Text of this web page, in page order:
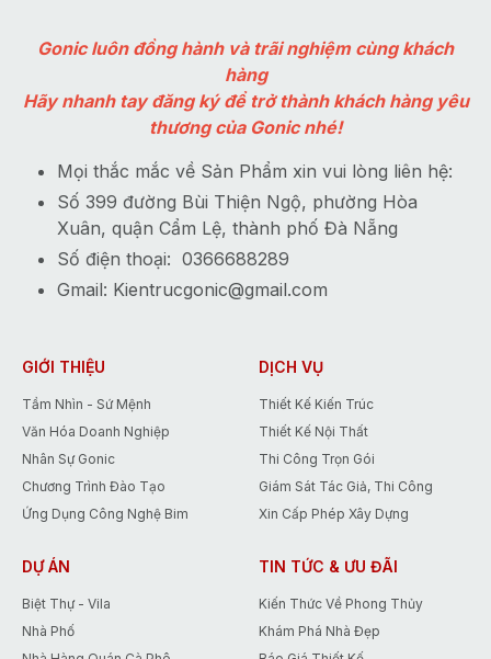
Gonic luôn đồng hành và trãi nghiệm cùng khách
hàng
Hãy nhanh tay đăng ký để trở thành khách hàng yêu
thương của Gonic nhé!
Mọi thắc mắc về Sản Phẩm xin vui lòng liên hệ:
Số 399 đường Bùi Thiện Ngộ, phường Hòa
Xuân, quận Cẩm Lệ, thành phố Đà Nẵng
Số điện thoại: 0366688289
Gmail: Kientrucgonic@gmail.com
GIỚI THIỆU
Tầm Nhìn - Sứ Mệnh
Văn Hóa Doanh Nghiệp
Nhân Sự Gonic
Chương Trình Đào Tạo
Ứng Dụng Công Nghệ Bim
DỊCH VỤ
Thiết Kế Kiến Trúc
Thiết Kế Nội Thất
Thi Công Trọn Gói
Giám Sát Tác Giả, Thi Công
Xin Cấp Phép Xây Dựng
DỰ ÁN
Biệt Thự - Vila
Nhà Phố
TIN TỨC & ƯU ĐÃI
Kiến Thức Về Phong Thủy
Khám Phá Nhà Đẹp